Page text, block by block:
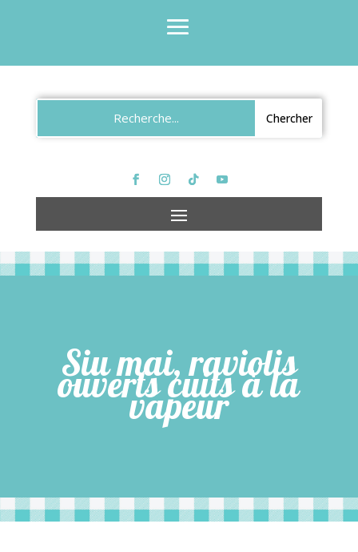
Siu mai, raviolis
ouverts cuits à la
vapeur